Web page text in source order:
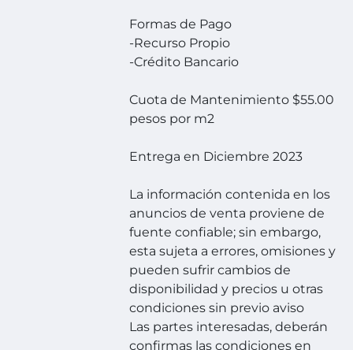
Formas de Pago
-Recurso Propio
-Crédito Bancario
Cuota de Mantenimiento $55.00
pesos por m2
Entrega en Diciembre 2023
La información contenida en los
anuncios de venta proviene de
fuente confiable; sin embargo,
esta sujeta a errores, omisiones y
pueden sufrir cambios de
disponibilidad y precios u otras
condiciones sin previo aviso
Las partes interesadas, deberán
confirmas las condiciones en